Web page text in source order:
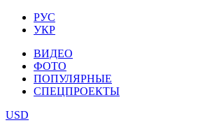
РУС
УКР
ВИДЕО
ФОТО
ПОПУЛЯРНЫЕ
СПЕЦПРОЕКТЫ
USD